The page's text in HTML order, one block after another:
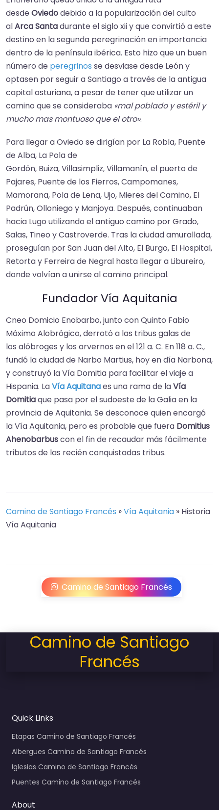
desde Oviedodebido a la popularización del culto
alArca Santadurante el siglo xii y que convirtió a este
destino en la segunda peregrinación en importancia
dentro de la península ibérica.​ Esto hizo que un buen
número de peregrinos se desviase desde León y
optasen por seguir a Santiago a través de la antigua
capital asturiana, a pesar de tener que utilizar un
camino que se consideraba «mal poblado y estéril y
mucho mas montuoso que el otro».
Para llegar a Oviedo se dirigían por La Robla, Puente
de Alba, La Pola de
Gordón, Buiza, Villasimpliz, Villamanín, el puerto de
Pajares, Puente de los Fierros, Campomanes,
Mamorana, Pola de Lena, Ujo, Mieres del Camino, El
Padrún, Olloniego y Manjoya.​ Después, continuaban
hacia Lugo utilizando el antiguo camino por Grado,
Salas, Tineo y Castroverde. Tras la ciudad amurallada,
proseguían por San Juan del Alto, El Burgo, El Hospital,
Retorta y Ferreira de Negral hasta llegar a Libureiro,
donde volvían a unirse al camino principal.
Fundador Vía Aquitania
Cneo Domicio Enobarbo, junto con Quinto Fabio
Máximo Alobrógico, derrotó a las tribus galas de
los alóbroges y los arvernos en el 121 a. C. En 118 a. C.,
fundó la ciudad de Narbo Martius, hoy en día Narbona,
y construyó la Vía Domitia para facilitar el viaje a
Hispania. LaVía Aquitanaes una rama de laVía
Domitiaque pasa por el sudoeste de la Galia en la
provincia de Aquitania. Se desconoce quien encargó
la Vía Aquitania, pero es probable que fuera Domitius
Ahenobarbuscon el fin de recaudar más fácilmente
tributos de las recién conquistadas tribus.
Camino de Santiago Francés »Vía Aquitania » Historia
Vía Aquitania
Camino de Santiago Francés
Camino de Santiago
Francés
Quick Links
Etapas Camino de Santiago Francés
Albergues Camino de Santiago Francés
Iglesias Camino de Santiago Francés
Puentes Camino de Santiago Francés
About